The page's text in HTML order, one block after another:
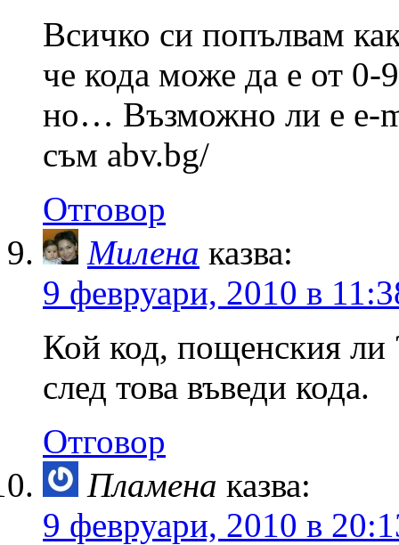
Всичко си попълвам
че кода може да е от
но… Възможно ли е e-
съм abv.bg/
Отговор
Милена казва:
9 февруари, 2010 в
Кой код, пощенския ли
след това въведи кода.
Отговор
Пламена казва:
9 февруари, 2010 в